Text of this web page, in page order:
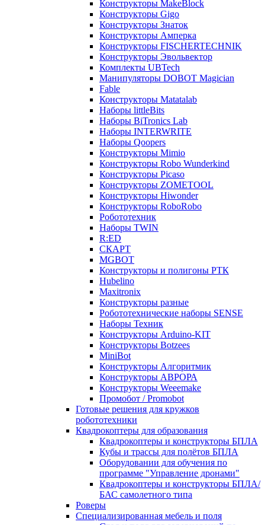
Конструкторы MakeBlock
Конструкторы Gigo
Конструкторы Знаток
Конструкторы Амперка
Конструкторы FISCHERTECHNIK
Конструкторы Эвольвектор
Комплекты UBTech
Манипуляторы DOBOT Magician
Fable
Конструкторы Matatalab
Наборы littleBits
Наборы BiTronics Lab
Наборы INTERWRITE
Наборы Qoopers
Конструкторы Mimio
Конструкторы Robo Wunderkind
Конструкторы Picaso
Конструкторы ZOMETOOL
Конструкторы Hiwonder
Конструкторы RoboRobo
Робототехник
Наборы TWIN
R:ED
СКАРТ
MGBOT
Конструкторы и полигоны РТК
Hubelino
Maxitronix
Конструкторы разные
Робототехнические наборы SENSE
Наборы Техник
Конструкторы Arduino-KIT
Конструкторы Botzees
MiniBot
Конструкторы Алгоритмик
Конструкторы АВРОРА
Конструкторы Weeemake
Промобот / Promobot
Готовые решения для кружков
робототехники
Квадрокоптеры для образования
Квадрокоптеры и конструкторы БПЛА
Кубы и трассы для полётов БПЛА
Оборудовании для обучения по
программе "Управление дронами"
Квадрокоптеры и конструкторы БПЛА/
БАС самолетного типа
Роверы
Специализированная мебель и поля